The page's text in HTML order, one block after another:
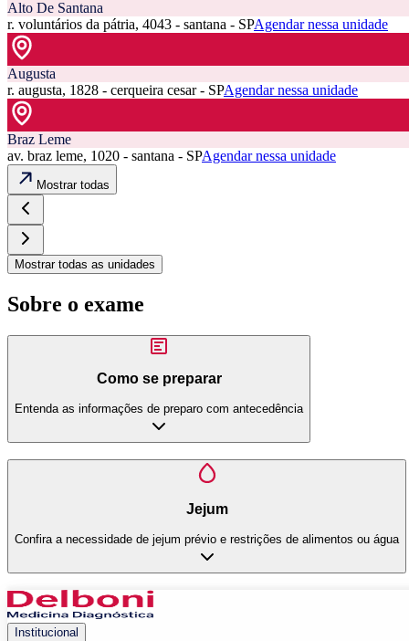
Alto De Santana
r. voluntários da pátria, 4043 - santana - SPAgendar nessa unidade
Augusta
r. augusta, 1828 - cerqueira cesar - SPAgendar nessa unidade
Braz Leme
av. braz leme, 1020 - santana - SPAgendar nessa unidade
Mostrar todas
Mostrar todas as unidades
Sobre o exame
Como se preparar
Entenda as informações de preparo com antecedência
Jejum
Confira a necessidade de jejum prévio e restrições de alimentos ou água
Institucional